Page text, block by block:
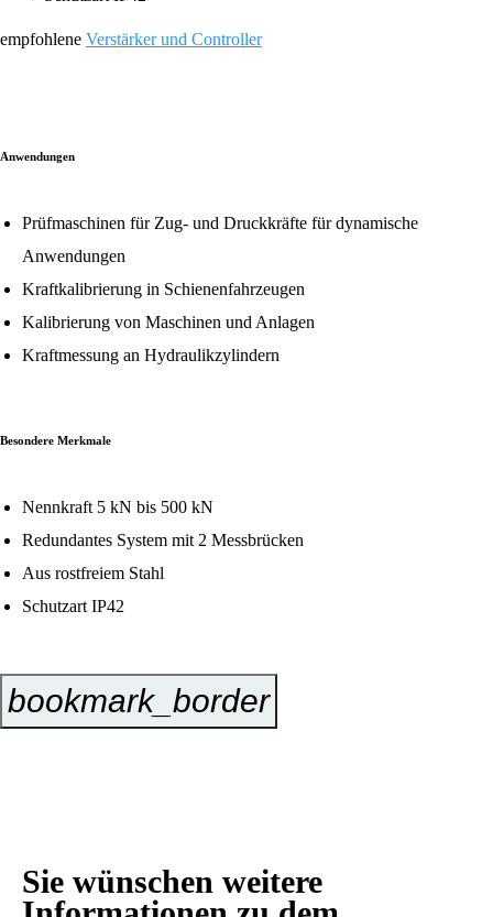
empfohlene Verstärker und Controller
Anwendungen
Prüfmaschinen für Zug- und Druckkräfte für dynamische
Anwendungen
Kraftkalibrierung in Schienenfahrzeugen
Kalibrierung von Maschinen und Anlagen
Kraftmessung an Hydraulikzylindern
Besondere Merkmale
Nennkraft 5 kN bis 500 kN
Redundantes System mit 2 Messbrücken
Aus rostfreiem Stahl
Schutzart IP42
bookmark_border
Sie wünschen weitere